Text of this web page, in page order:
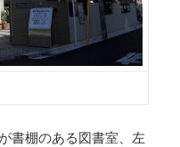
書棚のある図書室、左